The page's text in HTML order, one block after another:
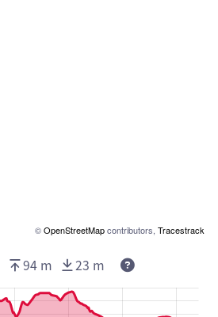
©OpenStreetMapcontributors, Tracestrack
94 m 23 m